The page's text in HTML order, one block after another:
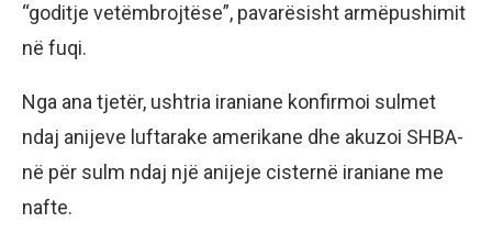
“goditje vetëmbrojtëse”, pavarësisht armëpushimit
në fuqi.
Nga ana tjetër, ushtria iraniane konfirmoi sulmet
ndaj anijeve luftarake amerikane dhe akuzoi SHBA-
në për sulm ndaj një anijeje cisternë iraniane me
nafte.